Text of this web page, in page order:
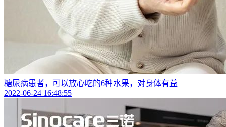
糖尿病患者，可以放心吃的6种水果，对身体有益
2022-06-24 16:48:55